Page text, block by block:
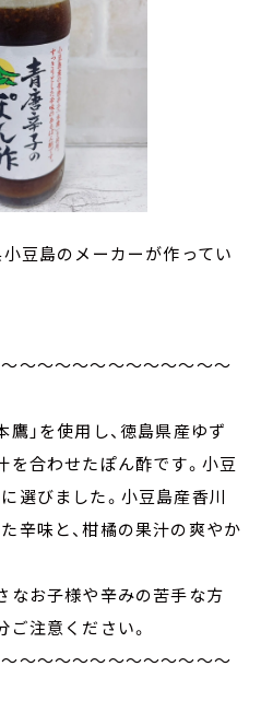
豆島のメーカーが作ってい
～～～～～～～～～～～～
」を使用し、徳島県産ゆず
を合わせたぽん酢です。小豆
選びました。小豆島産香川
辛味と、柑橘の果汁の爽やか
なお子様や辛みの苦手な方
ご注意ください。
～～～～～～～～～～～～